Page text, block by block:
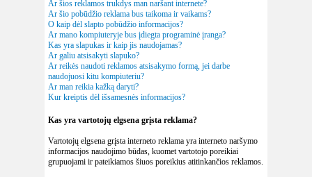
Ar šios reklamos trukdys man naršant internete?
Ar šio pobūdžio reklama bus taikoma ir vaikams?
O kaip dėl slapto pobūdžio informacijos?
Ar mano kompiuteryje bus įdiegta programinė įranga?
Kas yra slapukas ir kaip jis naudojamas?
Ar galiu atsisakyti slapuko?
Ar reikės naudoti reklamos atsisakymo formą, jei darbe
naudojuosi kitu kompiuteriu?
Ar man reikia kažką daryti?
Kur kreiptis dėl išsamesnės informacijos?
Kas yra vartotojų elgsena grįsta reklama?
Vartotojų elgsena grįsta interneto reklama yra interneto naršymo
informacijos naudojimo būdas, kuomet vartotojo poreikiai
grupuojami ir pateikiamos šiuos poreikius atitinkančios reklamos.